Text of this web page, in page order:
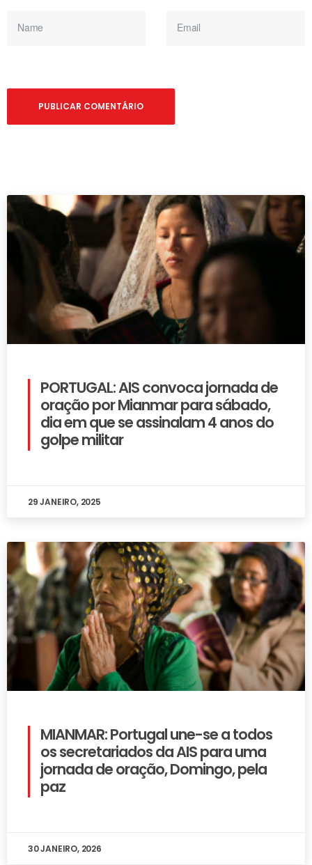
PORTUGAL: AIS convoca jornada de
oração por Mianmar para sábado,
dia em que se assinalam 4 anos do
golpe militar
29 JANEIRO, 2025
MIANMAR: Portugal une-se a todos
os secretariados da AIS para uma
jornada de oração, Domingo, pela
paz
30 JANEIRO, 2026